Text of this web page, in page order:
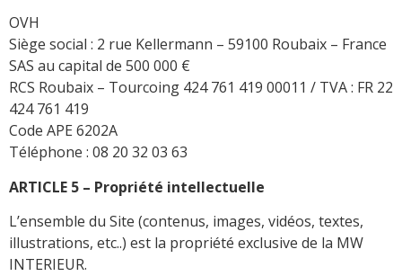
OVH
Siège social : 2 rue Kellermann – 59100 Roubaix – France
SAS au capital de 500 000 €
RCS Roubaix – Tourcoing 424 761 419 00011 / TVA : FR 22
424 761 419
Code APE 6202A
Téléphone : 08 20 32 03 63
ARTICLE 5 – Propriété intellectuelle
L’ensemble du Site (contenus, images, vidéos, textes,
illustrations, etc..) est la propriété exclusive de la MW
INTERIEUR.